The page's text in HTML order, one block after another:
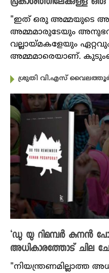
"ഇത് ഒരു അമ്മയുടെ
അമ്മമാരുടേയും
വല്ലായ്മകളേയും
അമ്മമാരെയാണ്.
ശ്രുതി വി.എസ്
‘ഡു യു റിമമ്പർ കുനൻ
അധികാരത്തോട് ചില
"നിയന്ത്രണമില്ലാത്ത